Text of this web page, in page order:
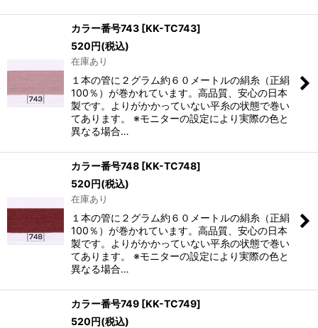
カラー番号743 [KK-TC743]
520円(税込)
在庫あり
１本の管に２グラム約６０メートルの絹糸（正絹
100％）が巻かれています。高品質、安心の日本
製です。よりがかかっていない平糸の状態で巻い
てあります。 ※モニターの設定により実際の色と
異なる場合…
カラー番号748 [KK-TC748]
520円(税込)
在庫あり
１本の管に２グラム約６０メートルの絹糸（正絹
100％）が巻かれています。高品質、安心の日本
製です。よりがかかっていない平糸の状態で巻い
てあります。 ※モニターの設定により実際の色と
異なる場合…
カラー番号749 [KK-TC749]
520円(税込)